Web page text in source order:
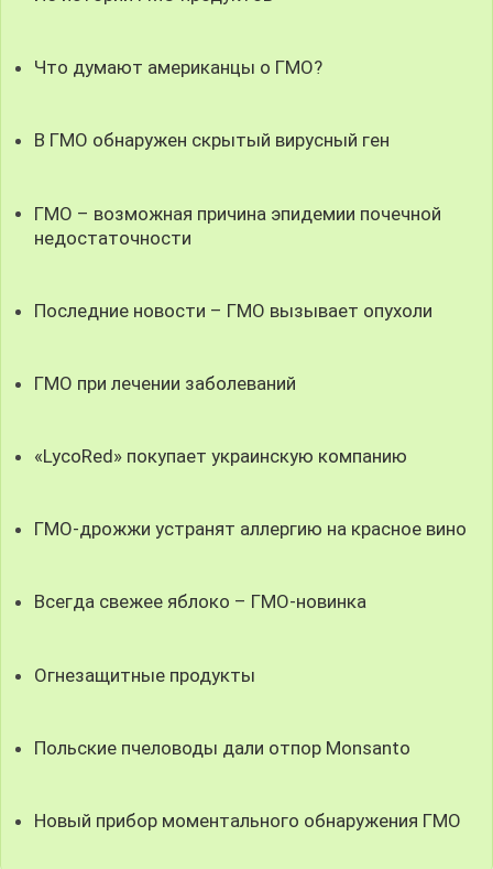
Что думают американцы о ГМО?
В ГМО обнаружен скрытый вирусный ген
ГМО – возможная причина эпидемии почечной
недостаточности
Последние новости – ГМО вызывает опухоли
ГМО при лечении заболеваний
«LycoRed» покупает украинскую компанию
ГМО-дрожжи устранят аллергию на красное вино
Всегда свежее яблоко – ГМО-новинка
Огнезащитные продукты
Польские пчеловоды дали отпор Monsanto
Новый прибор моментального обнаружения ГМО